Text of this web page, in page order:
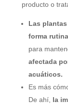
producto o
Las
forma
para
afectada
acuáticos.
Es más
De ahí, la